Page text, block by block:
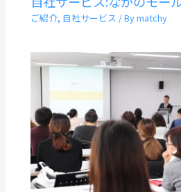
ご紹介, 自社サービス / Bymatchy